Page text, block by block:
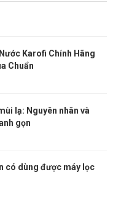
Karofi Chính Hãng
Chuẩn
lạ: Nguyên nhân và
gọn
có dùng được máy lọc